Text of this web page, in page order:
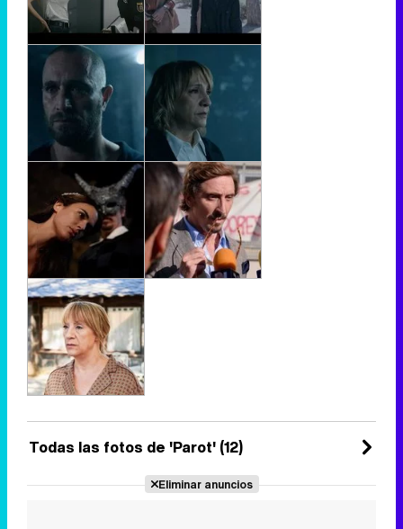
Todas las fotos de 'Parot' (12)
Eliminar anuncios